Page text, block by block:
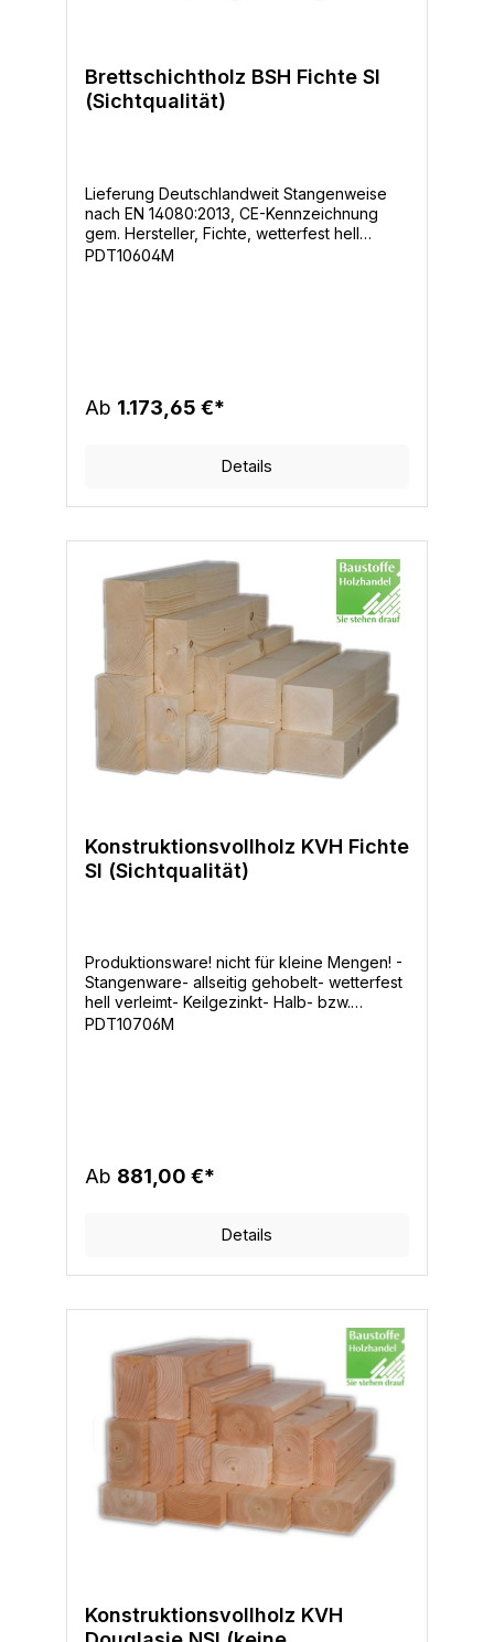
Brettschichtholz BSH Fichte SI
(Sichtqualität)
Lieferung Deutschlandweit Stangenweise
nach EN 14080:2013, CE-Kennzeichnung
gem. Hersteller, Fichte, wetterfest hell
verklebt, allseitig gehobelt Kanten gefast,
PDT10604M
Ab 1.173,65 €*
Details
Konstruktionsvollholz KVH Fichte
SI (Sichtqualität)
Produktionsware! nicht für kleine Mengen! -
Stangenware- allseitig gehobelt- wetterfest
hell verleimt- Keilgezinkt- Halb- bzw.
Kreuzhölzer, Kanten leicht gefast- KD
PDT10706M
Ab 881,00 €*
Details
Konstruktionsvollholz KVH